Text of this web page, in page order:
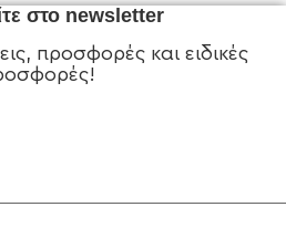
στο newsletter
προσφορές και ειδικές